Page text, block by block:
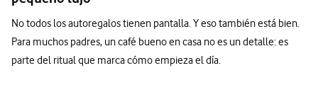
No todos los autoregalos tienen pantalla. Y eso también está bien.
Para muchos padres, un café bueno en casa no es un detalle: es
parte del ritual que marca cómo empieza el día.